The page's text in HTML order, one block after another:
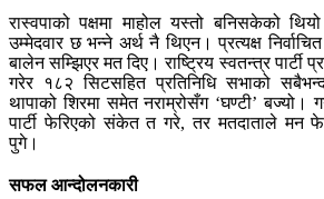
रास्वपाको पक्षमा माहोल यस्तो बनिसकेको
उम्मेदवार छ भन्ने अर्थ नै थिएन। प्रत्यक्ष
बालेन सम्झिएर मत दिए। राष्ट्रिय स्वतन्त्र पार्टी
गरेर १८२ सिटसहित प्रतिनिधि सभाको
थापाको शिरमा समेत नराम्रोसँग ‘घण्टी’ बज्यो।
पार्टी फेरिएको संकेत त गरे, तर मतदाताले मन
पुगे।
सफल आन्दोलनकारी